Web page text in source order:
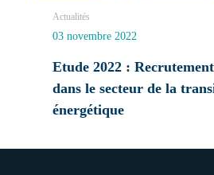
Actualités
03 novembre 2022
Etude 2022 :
dans le secteur de la
énergétique